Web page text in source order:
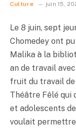
Culture juin 15,
Le 8 juin, sept
Chomedey ont
Malika à la
an de travail
fruit du travail de
Théâtre Fêlé qui
et adolescents
voulait permettre